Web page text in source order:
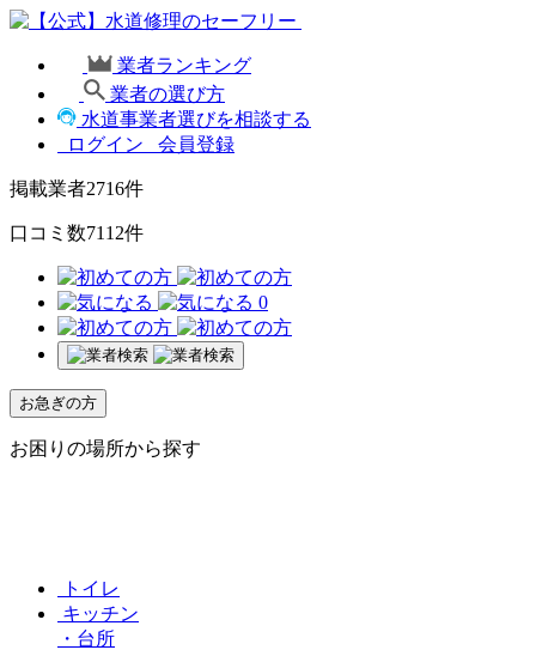
業者ランキング
業者の選び方
水道事業者選びを相談する
ログイン
会員登録
掲載業者2716件
口コミ数7112件
0
お急ぎの方
お困りの場所から探す
トイレ
キッチン
・台所